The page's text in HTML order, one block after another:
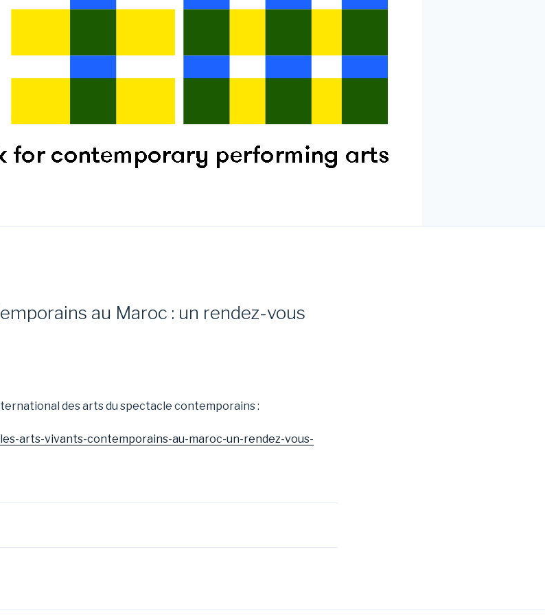
au Maroc : un rendez-vous
des arts du spectacle contemporains :
arts-vivants-contemporains-au-maroc-un-rendez-vous-